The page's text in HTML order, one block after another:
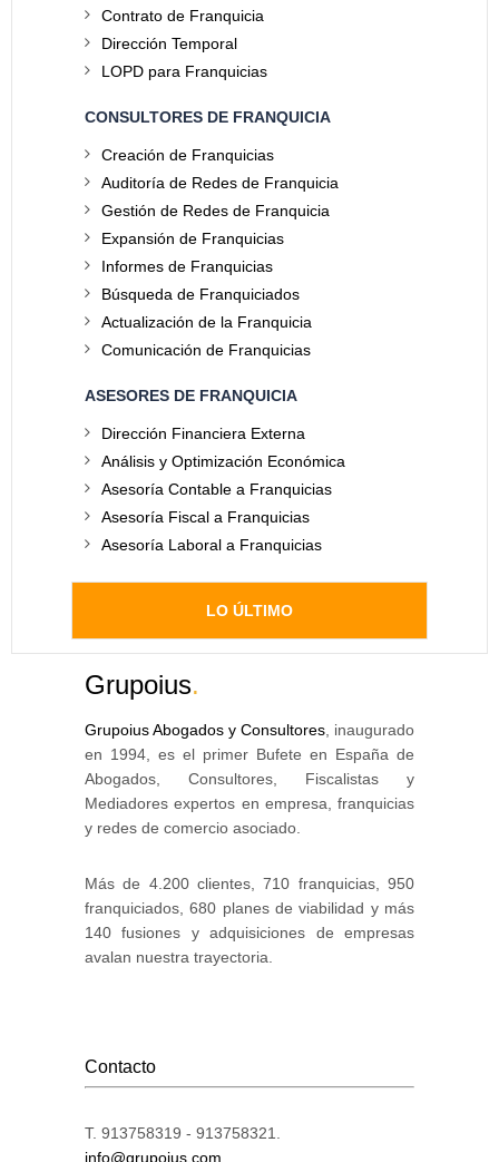
Contrato de Franquicia
Dirección Temporal
LOPD para Franquicias
CONSULTORES DE FRANQUICIA
Creación de Franquicias
Auditoría de Redes de Franquicia
Gestión de Redes de Franquicia
Expansión de Franquicias
Informes de Franquicias
Búsqueda de Franquiciados
Actualización de la Franquicia
Comunicación de Franquicias
ASESORES DE FRANQUICIA
Dirección Financiera Externa
Análisis y Optimización Económica
Asesoría Contable a Franquicias
Asesoría Fiscal a Franquicias
Asesoría Laboral a Franquicias
LO ÚLTIMO
Grupoius.
Grupoius Abogados y Consultores , inaugurado
en 1994, es el primer Bufete en España de
Abogados, Consultores, Fiscalistas y
Mediadores expertos en empresa, franquicias
y redes de comercio asociado.
Más de 4.200 clientes, 710 franquicias, 950
franquiciados, 680 planes de viabilidad y más
140 fusiones y adquisiciones de empresas
avalan nuestra trayectoria.
Contacto
T. 913758319 - 913758321.
info@grupoius.com